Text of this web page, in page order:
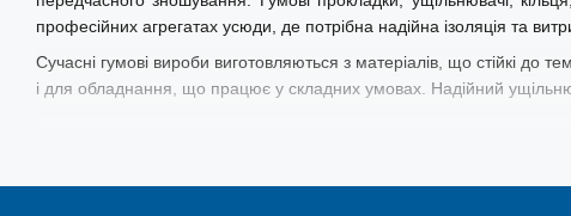
професійних агрегатах усюди, де потрібна надійна ізоляція та
Сучасні гумові вироби виготовляються з матеріалів, що стійкі до
і для обладнання, що працює у складних умовах. Надійний